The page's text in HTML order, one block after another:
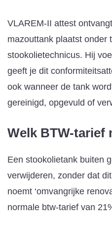
VLAREM-II attest
mazouttank plaatst onder
stookolietechnicus. Hij
geeft je dit
ook wanneer de tank
gereinigd, opgevuld of
Welk BTW-tarief
Een stookolietank buiten
verwijderen, zonder dat
noemt ‘omvangrijke
normale btw-tarief van